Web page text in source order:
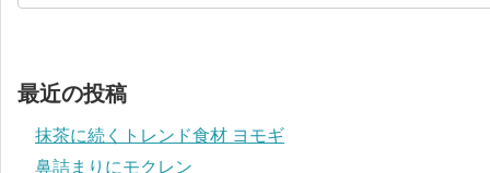
最近の投稿
抹茶に続くトレンド食材 ヨモギ
鼻詰まりにモクレン